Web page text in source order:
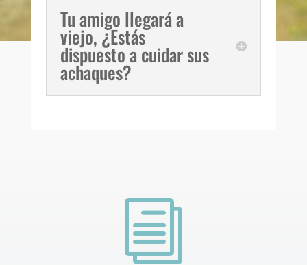
Tu amigo llegará a
viejo, ¿Estás
dispuesto a cuidar sus
achaques?
i